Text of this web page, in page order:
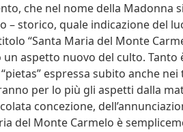
che nel nome della Madonna
– storico, quale indicazione del
“Santa Maria del Monte
un aspetto nuovo del culto.
espressa subito anche
per lo più gli aspetti dalla
concezione,
del Monte Carmelo è